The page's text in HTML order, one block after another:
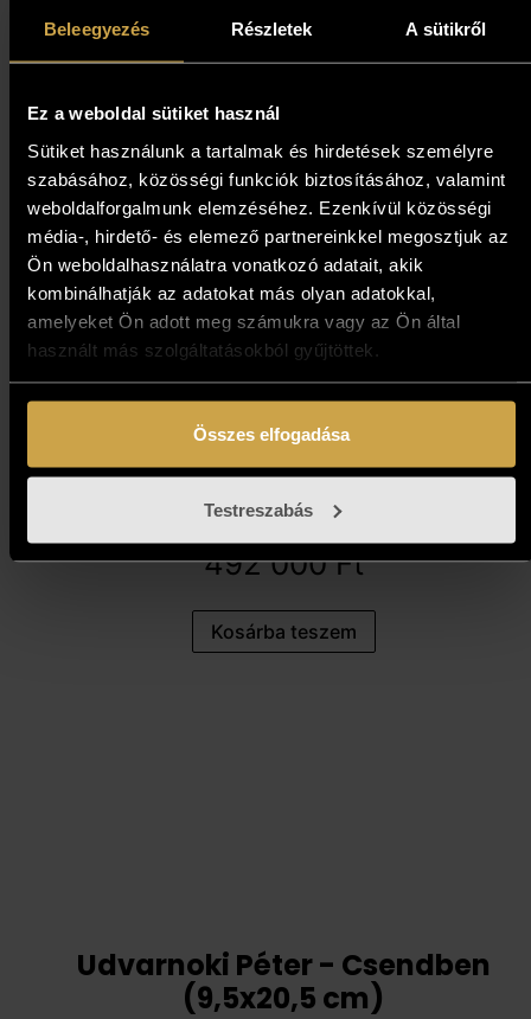
Beleegyezés Részletek A sütikről
Ez a weboldal sütiket használ
Sütiket használunk a tartalmak és hirdetések személyre
szabásához, közösségi funkciók biztosításához, valamint
weboldalforgalmunk elemzéséhez. Ezenkívül közösségi
média-, hirdető- és elemező partnereinkkel megosztjuk az
Ön weboldalhasználatra vonatkozó adatait, akik
kombinálhatják az adatokat más olyan adatokkal,
amelyeket Ön adott meg számukra vagy az Ön által
használt más szolgáltatásokból gyűjtöttek.
Összes elfogadása
Testreszabás
télben (40x25 cm)
939 000Ft
Kosárba teszem
Bihon Győző - Szentendre
(40x100 cm)
492 000Ft
Kosárba teszem
Udvarnoki Péter - Csendben
(9,5x20,5 cm)